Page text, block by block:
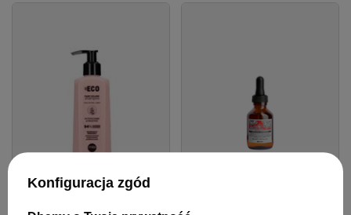
Konfiguracja zgód